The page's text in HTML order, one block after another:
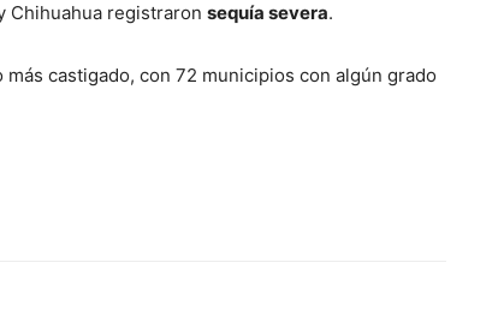
Chihuahua registraron sequía severa.
más castigado, con 72 municipios con algún grado